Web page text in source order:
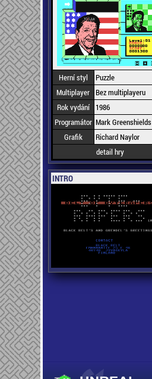
Herní styl
Puzzle
Multiplayer Bez multiplayeru
Rok vydání
1986
Programátor Mark Greenshields
Grafik
Richard Naylor
detail hry
INTRO